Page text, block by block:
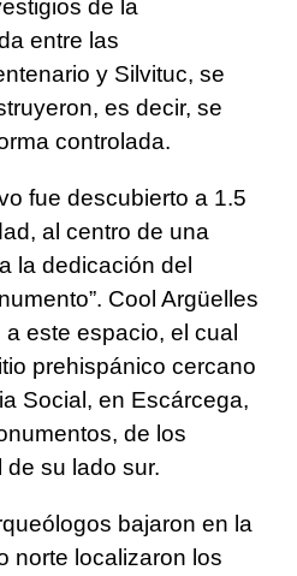
de la
entre las
y Silvituc, se
es decir, se
controlada.
fue descubierto a 1.5
al centro de una
la dedicación del
Cool Argüelles
este espacio, el cual
prehispánico cercano
Social, en Escárcega,
de los
su lado sur.
bajaron en la
norte localizaron los